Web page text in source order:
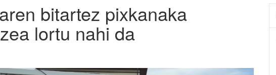
bitartez pixkanaka
lortu nahi da